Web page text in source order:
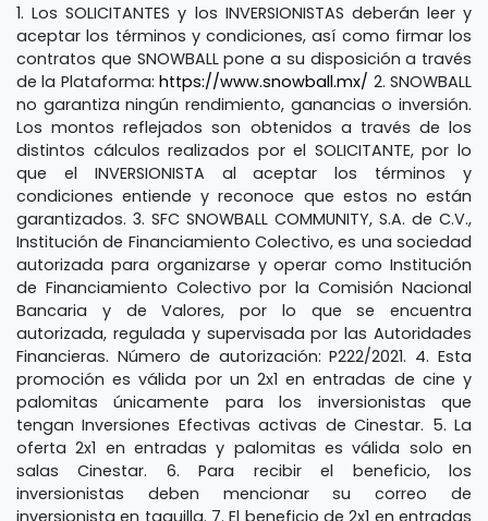
1. Los SOLICITANTES y los INVERSIONISTAS deberán leer y
aceptar los términos y condiciones, así como firmar los
contratos que SNOWBALL pone a su disposición a través
de la Plataforma:https://www.snowball.mx/ 2. SNOWBALL
no garantiza ningún rendimiento, ganancias o inversión.
Los montos reflejados son obtenidos a través de los
distintos cálculos realizados por el SOLICITANTE, por lo
que el INVERSIONISTA al aceptar los términos y
condiciones entiende y reconoce que estos no están
garantizados. 3. SFC SNOWBALL COMMUNITY, S.A. de C.V.,
Institución de Financiamiento Colectivo, es una sociedad
autorizada para organizarse y operar como Institución
de Financiamiento Colectivo por la Comisión Nacional
Bancaria y de Valores, por lo que se encuentra
autorizada, regulada y supervisada por las Autoridades
Financieras. Número de autorización: P222/2021. 4. Esta
promoción es válida por un 2x1 en entradas de cine y
palomitas únicamente para los inversionistas que
tengan Inversiones Efectivas activas de Cinestar. 5. La
oferta 2x1 en entradas y palomitas es válida solo en
salas Cinestar. 6.Para recibir el beneficio, los
inversionistas deben mencionar su correo de
inversionista en taquilla. 7.El beneficio de 2x1 en entradas